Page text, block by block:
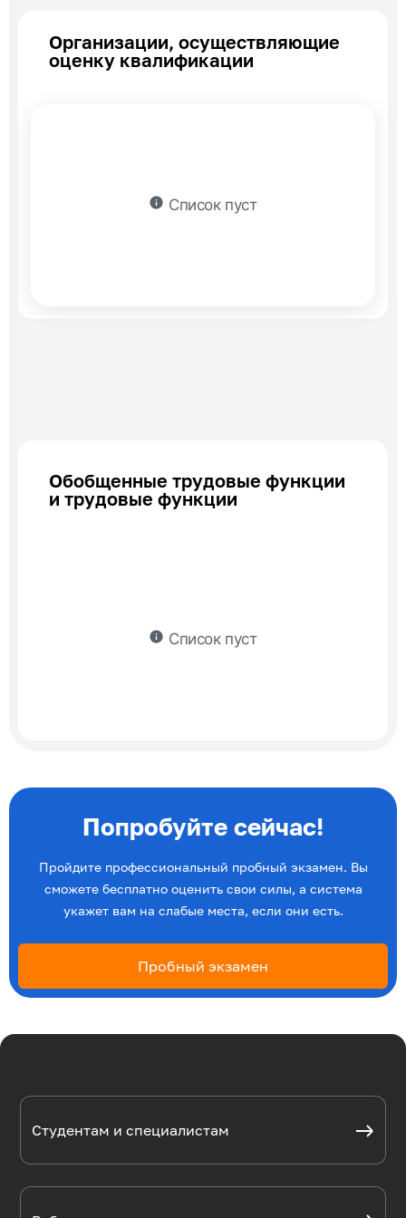
Организации, осуществляющие
оценку квалификации
info Список пуст
Обобщенные трудовые функции
и трудовые функции
info Список пуст
Попробуйте сейчас!
Пройдите профессиональный пробный экзамен. Вы
сможете бесплатно оценить свои силы, а система
укажет вам на слабые места, если они есть.
Пробный экзамен
Студентам и специалистам